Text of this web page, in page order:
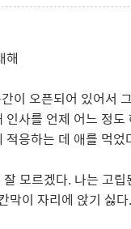
해
이 오픈되어 있어서
인사를 언제 어느 정도
적응하는 데 애를 먹었
모르겠다. 나는 고립
막이 자리에 앉기 싫다.